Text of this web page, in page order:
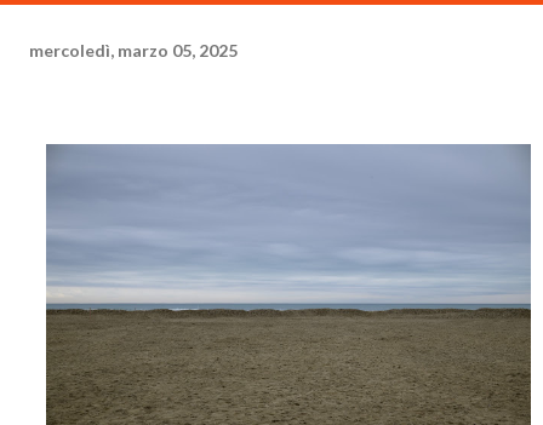
mercoledì, marzo 05, 2025